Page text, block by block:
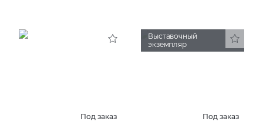
Под заказ
Выставочный
экземпляр
Под заказ